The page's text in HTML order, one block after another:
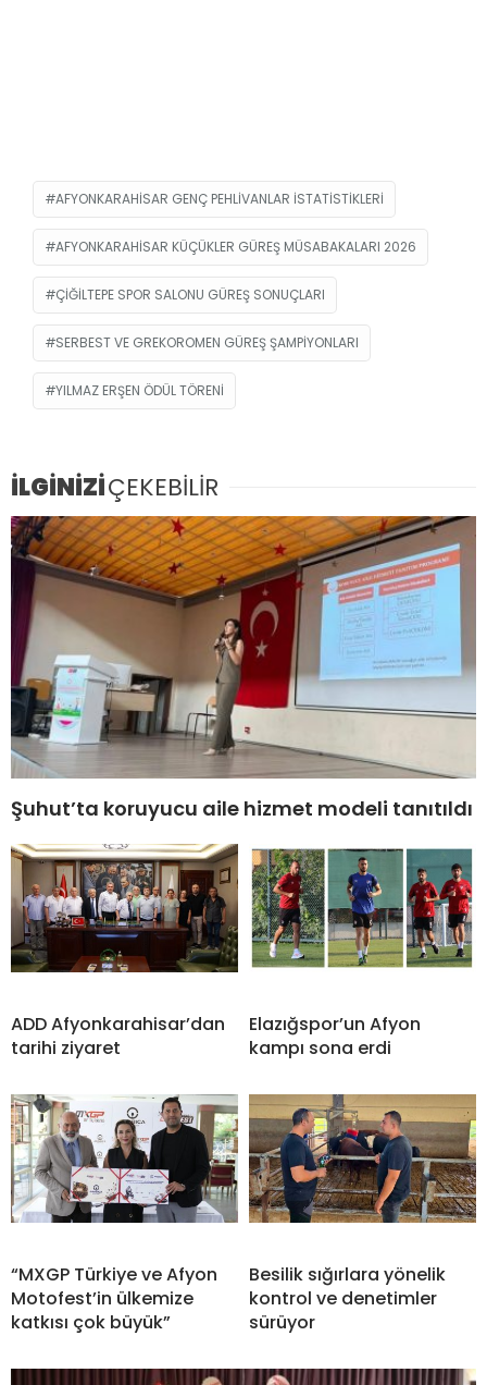
AFYONKARAHISAR GENÇ PEHLIVANLAR İSTATISTIKLERI
AFYONKARAHISAR KÜÇÜKLER GÜREŞ MÜSABAKALARI 2026
ÇIĞILTEPE SPOR SALONU GÜREŞ SONUÇLARI
SERBEST VE GREKOROMEN GÜREŞ ŞAMPIYONLARI
YILMAZ ERŞEN ÖDÜL TÖRENI
İLGİNİZİÇEKEBİLİR
Şuhut’ta koruyucu aile hizmet modeli tanıtıldı
ADD Afyonkarahisar’dan
tarihi ziyaret
Elazığspor’un Afyon
kampı sona erdi
“MXGP Türkiye ve Afyon
Motofest’in ülkemize
katkısı çok büyük”
Besilik sığırlara yönelik
kontrol ve denetimler
sürüyor